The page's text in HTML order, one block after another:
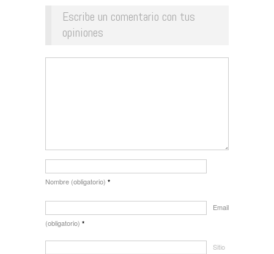
Escribe un comentario con tus
opiniones
Nombre (obligatorio) *
Email
(obligatorio) *
Sitio